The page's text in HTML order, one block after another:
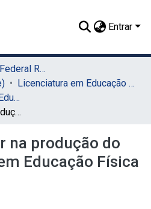
Entrar
01. Universidade Federal Rural de Pernambuco - UFRPE (Sede)
Licenciatura em Educação Física (Sede)
TCC - Licenciatura em Educação Física (Sede)
Natação escolar na produção do conhecimento em Educação Física
na produção do
Educação Física